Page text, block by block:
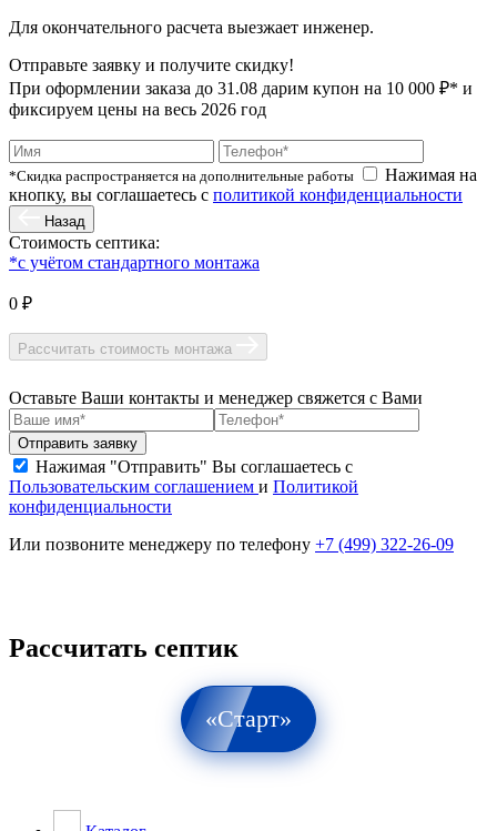
Для окончательного расчета выезжает инженер.
Отправьте заявку и получите скидку!
При оформлении заказа до 31.08 дарим купон на 10 000 ₽* и
фиксируем цены на весь 2026 год
*Скидка распространяется на дополнительные работы
Нажимая на
кнопку, вы соглашаетесь с политикой конфиденциальности
Назад
Стоимость септика:
*с учётом стандартного монтажа
0 ₽
Рассчитать стоимость монтажа
Оставьте Ваши контакты и менеджер свяжется с Вами
Нажимая "Отправить" Вы соглашаетесь с
Пользовательским соглашением и Политикой
конфиденциальности
Или позвоните менеджеру по телефону +7 (499) 322-26-09
Рассчитать септик
«Старт»